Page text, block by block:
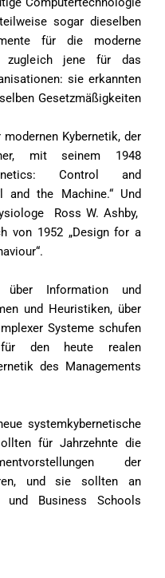
sogar dieselben
für die moderne
zugleich jene für das
sie erkannten
Gesetzmäßigkeiten
modernen Kybernetik, der
mit seinem 1948
Control and
the Machine.“ Und
Ross W. Ashby,
von 1952 „Design for a
Information und
und Heuristiken, über
Systeme schufen
den heute realen
des Managements
systemkybernetische
für Jahrzehnte die
der
und sie sollten an
und Business Schools